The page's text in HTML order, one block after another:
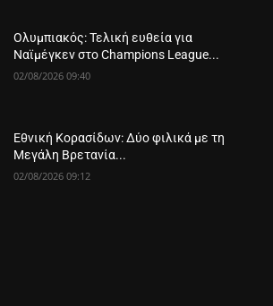
Ολυμπιακός: Τελική ευθεία για
Ναϊμέγκεν στο Champions League...
02/08/2026 09:40
Εθνική Κορασίδων: Δύο φιλικά με τη
Μεγάλη Βρετανία...
02/08/2026 09:12